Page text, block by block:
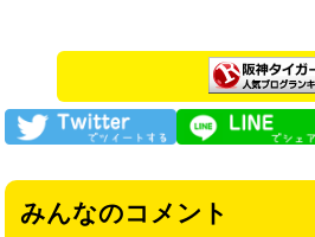
みんなのコメント